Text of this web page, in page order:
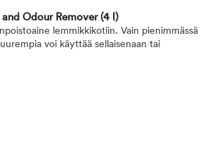
Odour Remover (4 l)
lemmikkikotiin. Vain pienimmässä
voi käyttää sellaisenaan tai